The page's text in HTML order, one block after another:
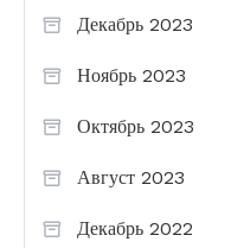
Декабрь 2023
Ноябрь 2023
Октябрь 2023
Август 2023
Декабрь 2022